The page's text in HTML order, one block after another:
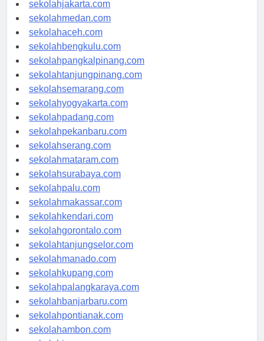
sekolahjakarta.com
sekolahmedan.com
sekolahaceh.com
sekolahbengkulu.com
sekolahpangkalpinang.com
sekolahtanjungpinang.com
sekolahsemarang.com
sekolahyogyakarta.com
sekolahpadang.com
sekolahpekanbaru.com
sekolahserang.com
sekolahmataram.com
sekolahsurabaya.com
sekolahpalu.com
sekolahmakassar.com
sekolahkendari.com
sekolahgorontalo.com
sekolahtanjungselor.com
sekolahmanado.com
sekolahkupang.com
sekolahpalangkaraya.com
sekolahbanjarbaru.com
sekolahpontianak.com